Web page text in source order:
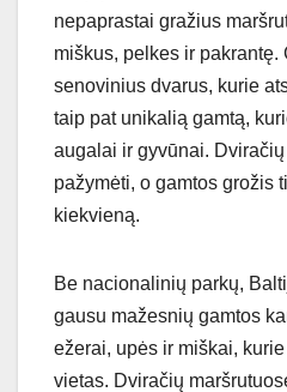
nepaprastai gražius
miškus, pelkes ir pakrantę.
senovinius dvarus, kurie
taip pat unikalią gamtą,
augalai ir gyvūnai.
pažymėti, o gamtos grožis
kiekvieną.
Be nacionalinių parkų,
gausu mažesnių gamtos
ežerai, upės ir miškai,
vietas. Dviračių